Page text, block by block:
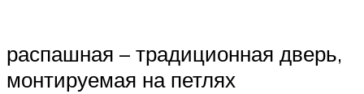
распашная – традиционная дверь,
монтируемая на петлях